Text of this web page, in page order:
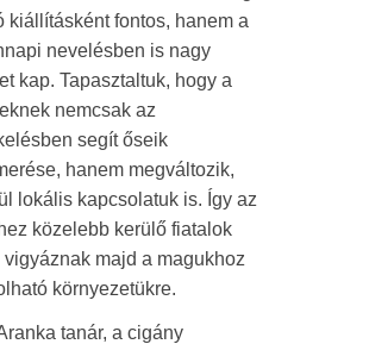
kiállításként fontos, hanem a
nevelésben is nagy
kap. Tapasztaltuk, hogy a
nemcsak az
segít őseik
hanem megváltozik,
lokális kapcsolatuk is. Így az
közelebb kerülő fiatalok
vigyáznak majd a magukhoz
környezetükre.
tanár, a cigány